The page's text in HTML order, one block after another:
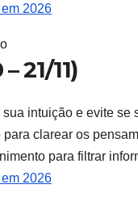
2026
21/11)
intuição e evite
clarear os
para filtrar
2026